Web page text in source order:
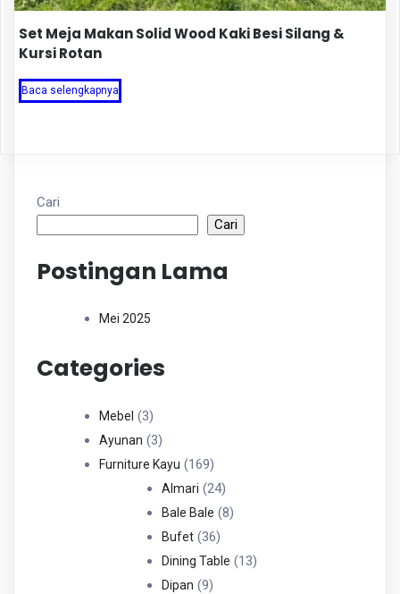
Set Meja Makan Solid Wood Kaki Besi Silang &
Kursi Rotan
Baca selengkapnya
Cari
Cari
Postingan Lama
Mei 2025
Categories
Mebel 33
Produk
Ayunan 33
Produk
Furniture Kayu 169169
Produk
Almari 2424
Produk
Bale Bale 88
Bufet 3636
Produk
Dining Table 1313
Dipan 99